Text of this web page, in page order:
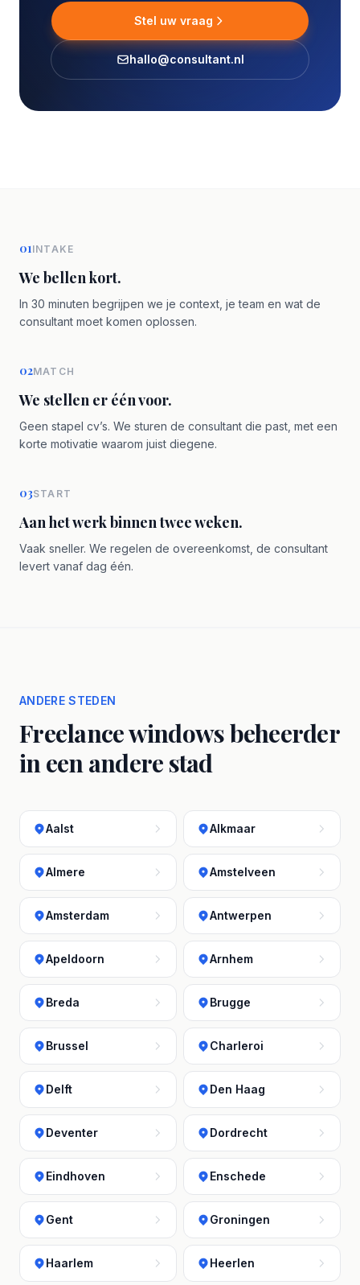
Stel uw vraag
hallo@consultant.nl
01INTAKE
We bellen kort.
In 30 minuten begrijpen we je context, je team en wat de
consultant moet komen oplossen.
02MATCH
We stellen er één voor.
Geen stapel cv’s. We sturen de consultant die past, met een
korte motivatie waarom juist diegene.
03START
Aan het werk binnen twee weken.
Vaak sneller. We regelen de overeenkomst, de consultant
levert vanaf dag één.
ANDERE STEDEN
Freelance windows beheerder
in een andere stad
Aalst Alkmaar
Almere Amstelveen
Amsterdam Antwerpen
Apeldoorn Arnhem
Breda Brugge
Brussel Charleroi
Delft Den Haag
Deventer Dordrecht
Eindhoven Enschede
Gent Groningen
Haarlem Heerlen